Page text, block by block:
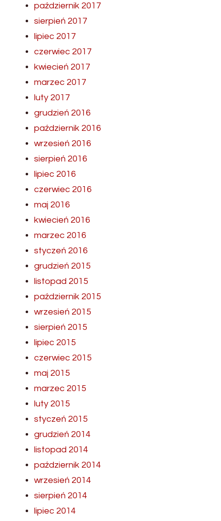
październik 2017
sierpień 2017
lipiec 2017
czerwiec 2017
kwiecień 2017
marzec 2017
luty 2017
grudzień 2016
październik 2016
wrzesień 2016
sierpień 2016
lipiec 2016
czerwiec 2016
maj 2016
kwiecień 2016
marzec 2016
styczeń 2016
grudzień 2015
listopad 2015
październik 2015
wrzesień 2015
sierpień 2015
lipiec 2015
czerwiec 2015
maj 2015
marzec 2015
luty 2015
styczeń 2015
grudzień 2014
listopad 2014
październik 2014
wrzesień 2014
sierpień 2014
lipiec 2014